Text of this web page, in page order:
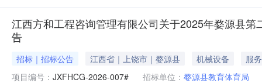
江西方和工程咨询管理有限公司关于2025年婺源县
告
招标｜招标公告 江西省｜上饶市｜婺源县 机械设备
服务
项目编号： JXFHCG-2026-007# 招标单位： 婺源县教育体育局